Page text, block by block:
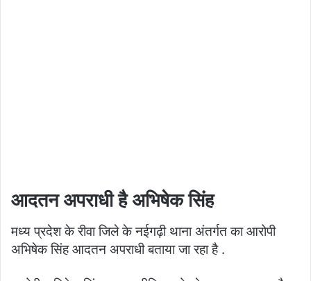
आदतन अपराधी है अभिषेक सिंह
मध्य प्रदेश के रीवा जिले के नईगढ़ी थाना अंतर्गत का आरोपी
अभिषेक सिंह आदतन अपराधी बताया जा रहा है .